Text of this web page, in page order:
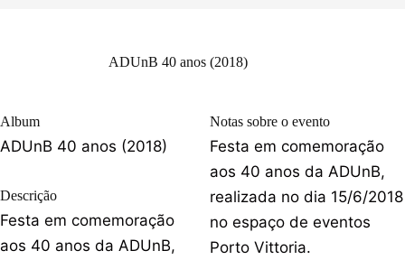
ADUnB 40 anos (2018)
Album
ADUnB 40 anos (2018)
Descrição
Festa em comemoração
aos 40 anos da ADUnB,
Notas sobre o evento
Festa em comemoração
aos 40 anos da ADUnB,
realizada no dia 15/6/2018
no espaço de eventos
Porto Vittoria.